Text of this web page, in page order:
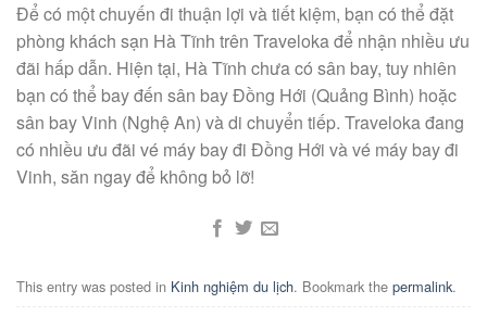
Để có một chuyến đi thuận lợi và tiết kiệm, bạn có thể đặt
phòng khách sạn Hà Tĩnh trên Traveloka để nhận nhiều ưu
đãi hấp dẫn. Hiện tại, Hà Tĩnh chưa có sân bay, tuy nhiên
bạn có thể bay đến sân bay Đồng Hới (Quảng Bình) hoặc
sân bay Vinh (Nghệ An) và di chuyển tiếp. Traveloka đang
có nhiều ưu đãi vé máy bay đi Đồng Hới và vé máy bay đi
Vinh, săn ngay để không bỏ lỡ!
This entry was posted in Kinh nghiệm du lịch. Bookmark the permalink.